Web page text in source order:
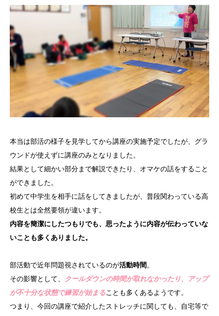
本当は部活の様子を見学してから講座の実施予定でしたが、グラ
ウンドが使えずに講座のみとなりました。
結果として細かい部分まで解説できたり、オマケの話をすること
ができました。
初めて中学生を相手に話をしてきましたが、普段関わっている高
校生とは全然要領が違います。
内容を簡潔にしたつもりでも、思ったように内容が伝わっていな
いことも多くありました。
部活動で近年問題視されているのが活動時間 。
その影響として、
クールダウンの時間が取れなかったり、アップ
が不十分な状態で練習が始まることも多くあるようです。
つまり、今回の講座で紹介したストレッチに関しても、自宅等で